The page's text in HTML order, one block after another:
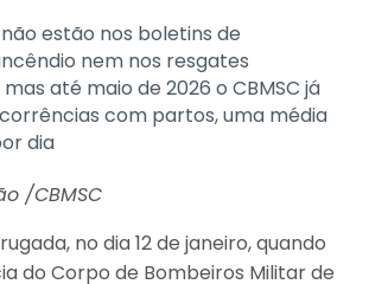
estão nos boletins de
nem nos resgates
até maio de 2026 o CBMSC já
com partos, uma média
dia
/CBMSC
no dia 12 de janeiro, quando
do Corpo de Bombeiros Militar de